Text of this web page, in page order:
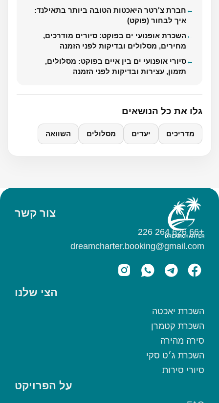
חברת צ'רטר היאכטות הטובה ביותר בתאילנד:
איך לבחור (פוקט)
השכרת אופנועי ים בפוקט: סיורים מודרכים,
מחירים, מסלולים ובדיקות לפני הזמנה
סיורי אופנועי ים בין איים בפוקט: מסלולים,
תזמון, עצירות ובדיקות לפני הזמנה
גלו את כל הנושאים
מדריכים יעדים מסלולים השוואה
הצי שלנו
השכרת יאכטה
השכרת קטמרן
סירה מהירה
השכרת ג׳ט סקי
סיורי סירות
על הפרויקט
צור קשר
+66 626 264 226
dreamcharter.booking@gmail.com